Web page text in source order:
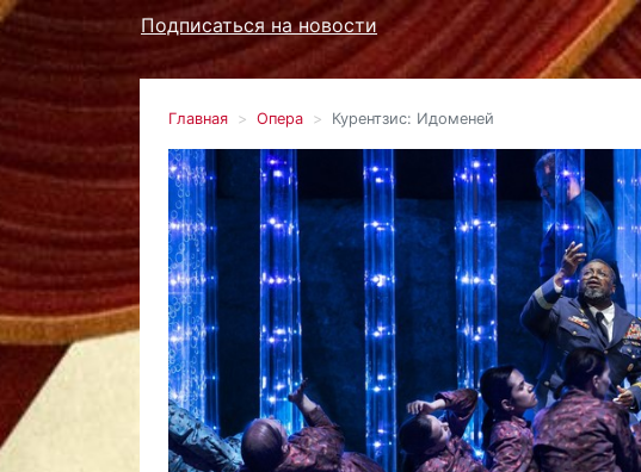
Подписаться на новости
Главная Опера Курентзис: Идоменей